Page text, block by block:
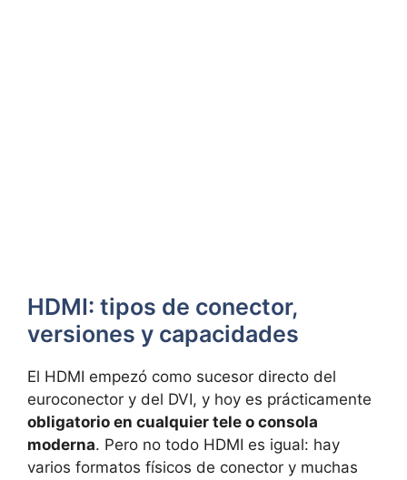
HDMI: tipos de conector,
versiones y capacidades
El HDMI empezó como sucesor directo del
euroconector y del DVI, y hoy es prácticamente
obligatorio en cualquier tele o consola
moderna. Pero no todo HDMI es igual: hay
varios formatos físicos de conector y muchas